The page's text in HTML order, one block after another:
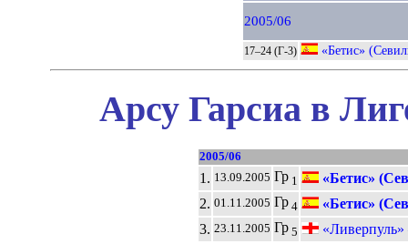
2005/06
17–24 (Г-3) «Бетис»
Арсу Гарсиа в
2005/06
1. 13.09.2005 Гр 1
«Бетис»
2. 01.11.2005 Гр 4
«Бетис»
3. 23.11.2005 Гр 5